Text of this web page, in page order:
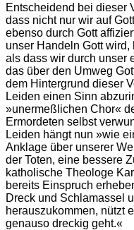
Entscheidend bei dieser
dass nicht nur wir auf
ebenso durch Gott
unser Handeln Gott
als dass wir durch unser
das über den Umweg
dem Hintergrund dieser
Leiden einen Sinn
»unermeßlichen Chor«
Ermordeten selbst
Leiden hängt nun »wie
Anklage über unserer
der Toten, eine bessere
katholische Theologe
bereits Einspruch
Dreck und Schlamassel
herauszukommen, nützt
genauso dreckig geht.«